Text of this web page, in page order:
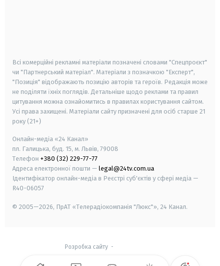
Всі комерційні рекламні матеріали позначені словами "Спецпроєкт"
чи "Партнерський матеріал". Матеріали з позначкою "Експерт",
"Позиція" відображають позицію авторів та героїв. Редакція може
не поділяти їхніх поглядів. Детальніше щодо реклами та правил
цитування можна ознайомитись в правилах користування сайтом.
Усі права захищені. Матеріали сайту призначені для осіб старше 21
року (21+)
Онлайн-медіа «24 Канал»
пл. Галицька, буд. 15, м. Львів, 79008
Телефон +380 (32) 229-77-77
Адреса електронної пошти — legal@24tv.com.ua
Ідентифікатор онлайн-медіа в Реєстрі суб'єктів у сфері медіа —
R40-06057
© 2005—2026, ПрАТ «Телерадіокомпанія "Люкс"», 24 Канал.
Розробка сайту-